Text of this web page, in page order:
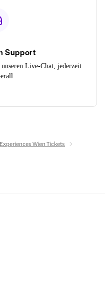
Support
Live-Chat, jederzeit
Wien Tickets